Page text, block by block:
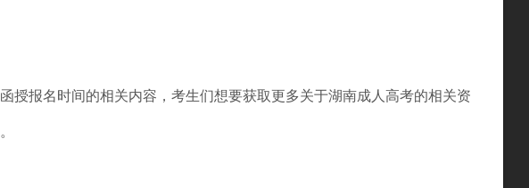
授报名时间的相关内容，考生们想要获取更多关于湖南成人高考的相关资